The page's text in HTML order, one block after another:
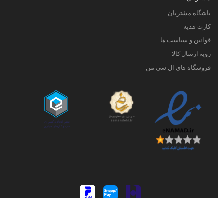
باشگاه مشتریان
کارت هدیه
قوانین و سیاست ها
رویه ارسال کالا
فروشگاه های ال سی من